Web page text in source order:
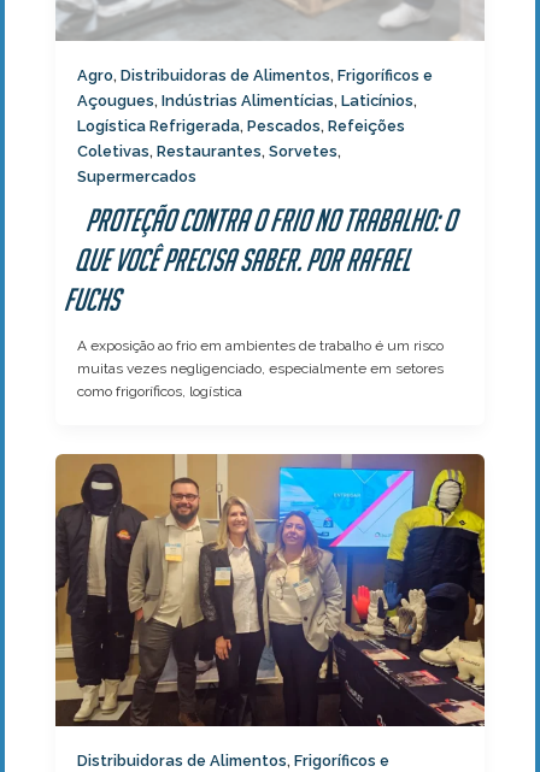
Agro, Distribuidoras de Alimentos, Frigoríficos e
Açougues, Indústrias Alimentícias, Laticínios,
Logística Refrigerada, Pescados, Refeições
Coletivas, Restaurantes, Sorvetes,
Supermercados
Proteção contra o frio no trabalho: o
que você precisa saber. Por Rafael
Fuchs
A exposição ao frio em ambientes de trabalho é um risco
muitas vezes negligenciado, especialmente em setores
como frigoríficos, logística
Distribuidoras de Alimentos, Frigoríficos e